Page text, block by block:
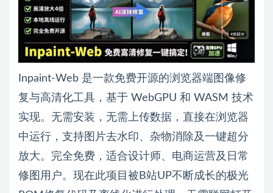
Inpaint-Web 是一款免费开源的浏览器端图像修
复与高清化工具，基于 WebGPU 和 WASM 技术
实现。无需安装，无需上传数据，直接在浏览器
中运行，支持图片去水印、杂物消除及一键超分
放大。完全免费，适合设计师、电商运营及日常
修图用户。现在此项目被B站UP不断成长的极光